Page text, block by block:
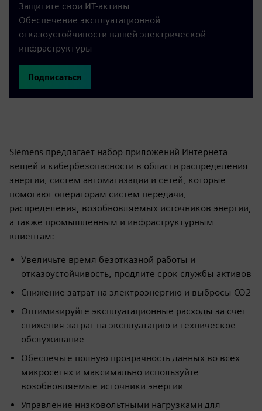
Защитите свои ИТ-активы
Обеспечение эксплуатационной
отказоустойчивости вашей электрической
инфраструктуры
Подписаться
Siemens предлагает набор приложений Интернета
вещей и кибербезопасности в области распределения
энергии, систем автоматизации и сетей, которые
помогают операторам систем передачи,
распределения, возобновляемых источников энергии,
а также промышленным и инфраструктурным
клиентам:
Увеличьте время безотказной работы и
отказоустойчивость, продлите срок службы активов
Снижение затрат на электроэнергию и выбросы CO2
Оптимизируйте эксплуатационные расходы за счет
снижения затрат на эксплуатацию и техническое
обслуживание
Обеспечьте полную прозрачность данных во всех
микросетях и максимально используйте
возобновляемые источники энергии
Управление низковольтными нагрузками для